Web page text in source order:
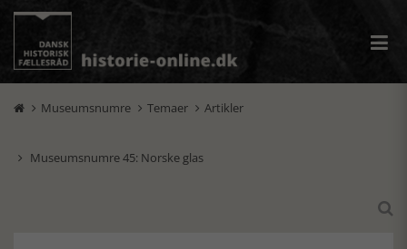
 Museumsnumre  Temaer  Artikler
 Museumsnumre 45: Norske glas
